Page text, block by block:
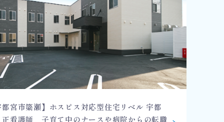
宮市簗瀬】ホスピス対応型住宅リベル 宇都
看護師 子育て中のナースや病院からの転職